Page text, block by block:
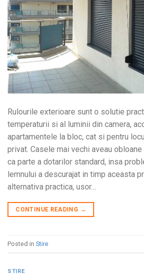
Rulourile exterioare sunt o solutie
temperaturii si al luminii din camera,
apartamentele la bloc, cat si pentru
privat. Casele mai vechi aveau
ca parte a dotarilor standard, insa
lemnului a descurajat in timp aceasta
alternativa practica, usor…
CONTINUE READING →
Posted in Stire
STIRE